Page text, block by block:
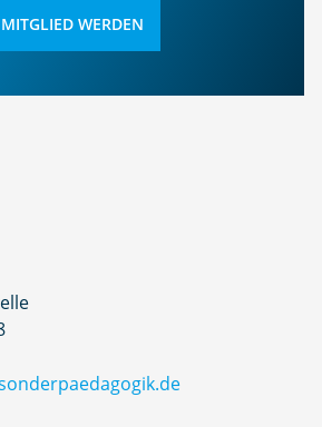
MITGLIED WERDEN